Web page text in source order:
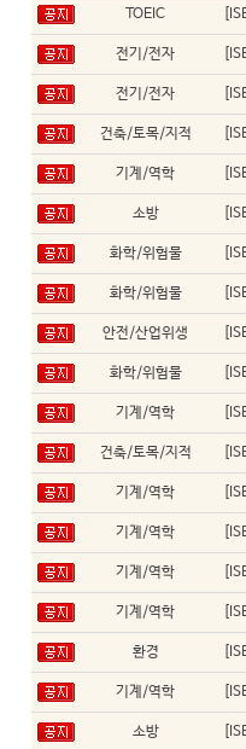
TOEIC
전기/전자
전기/전자
건축/토목/지적
기계/역학
소방
화학/위험물
화학/위험물
안전/산업위생
화학/위험물
기계/역학
건축/토목/지적
기계/역학
기계/역학
기계/역학
기계/역학
환경
기계/역학
소방